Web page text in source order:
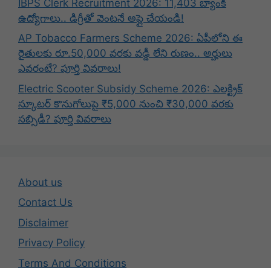
IBPS Clerk Recruitment 2026: 11,403 బ్యాంక్
ఉద్యోగాలు.. డిగ్రీతో వెంటనే అప్లై చేయండి!
AP Tobacco Farmers Scheme 2026: ఏపీలోని ఈ
రైతులకు రూ.50,000 వరకు వడ్డీ లేని రుణం.. అర్హులు
ఎవరంటే? పూర్తి వివరాలు!
Electric Scooter Subsidy Scheme 2026: ఎలక్ట్రిక్
స్కూటర్ కొనుగోలుపై ₹5,000 నుంచి ₹30,000 వరకు
సబ్సిడీ? పూర్తి వివరాలు
About us
Contact Us
Disclaimer
Privacy Policy
Terms And Conditions